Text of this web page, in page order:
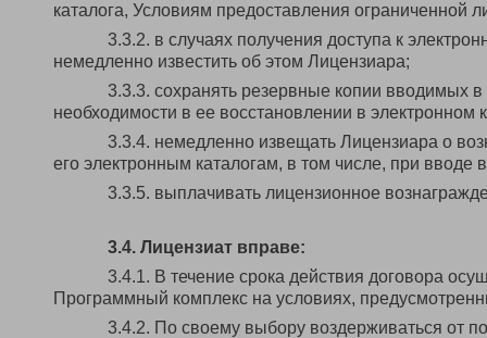
каталога, Условиям предоставления ограниченной
3.3.2. в случаях получения доступа к
немедленно известить об этом Лицензиара;
3.3.3. сохранять резервные копии вводимых
необходимости в ее восстановлении в электронном
3.3.4. немедленно извещать Лицензиара о
его электронным каталогам, в том числе, при вводе
3.3.5. выплачивать лицензионное
3.4. Лицензиат вправе:
3.4.1. В течение срока действия договора
Программный комплекс на условиях,
3.4.2. По своему выбору воздерживаться от